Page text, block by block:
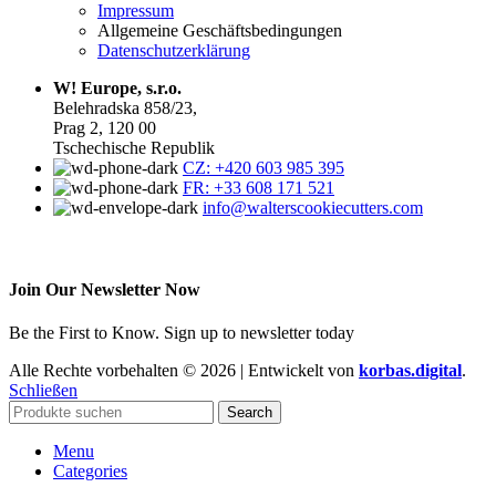
Impressum
Allgemeine Geschäftsbedingungen
Datenschutzerklärung
W! Europe, s.r.o.
Belehradska 858/23,
Prag 2, 120 00
Tschechische Republik
CZ: +420 603 985 395
FR: +33 608 171 521
info@walterscookiecutters.com
Join Our Newsletter Now
Be the First to Know. Sign up to newsletter today
Alle Rechte vorbehalten © 2026 | Entwickelt von korbas.digital.
Schließen
Search
Menu
Categories